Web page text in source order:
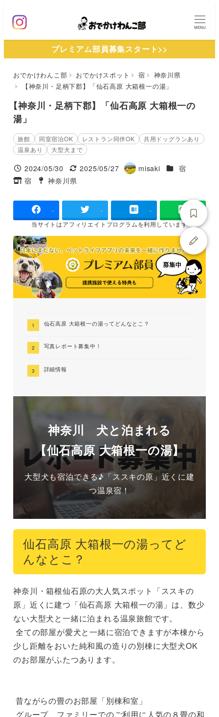
ン
MENU
プレミアム部員募集スタート>>
おでかけわんこ部 おでかけスポット 宿
神奈川県
【神奈川・足柄下郡】「仙石高原 大箱根一の湯」
【神奈川・足柄下郡】「仙石高原 大箱根一の
湯」
旅館 同室宿泊OK レストラン同伴OK
共用ドッグランあり
温泉あり
大型犬まで
投稿日
2024/05/30
更新日
2025/05/27
著
misaki 施設ジャンル
宿
タグ
宿
タグ
神奈川県
- - -
当サイトはアフィリエイトプログラムを利用しています
仙石高原 大箱根一の湯ってどんなとこ？
写真レポート募集中！
詳細情報
神奈川 犬と泊まれる
【仙石高原 大箱根一の湯】
大型犬も宿泊できる♪「ススキの原」近くに建
つ温泉宿！
仙石高原 大箱根一の湯ってど
んなとこ？
神奈川・箱根仙石原の大人気スポット「ススキの
原」近くに建つ「仙石高原 大箱根一の湯」は、数少
ない大型犬と一緒に泊まれる温泉旅館です。
少し距離をおいた純和風の造りの別棟に大型犬OK
のお部屋がふたつあります。